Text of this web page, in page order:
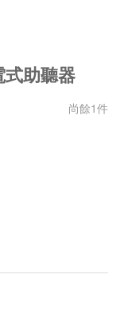
助聽器
尚餘1件